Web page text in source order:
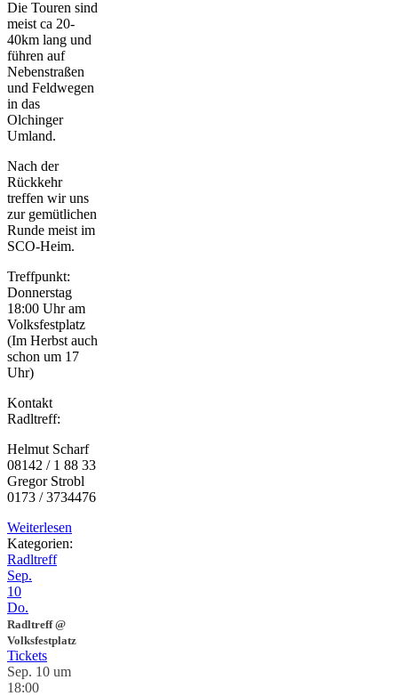
Die Touren sind
meist ca 20-
40km lang und
führen auf
Nebenstraßen
und Feldwegen
in das
Olchinger
Umland.
Nach der
Rückkehr
treffen wir uns
zur gemütlichen
Runde meist im
SCO-Heim.
Treffpunkt:
Donnerstag
18:00 Uhr am
Volksfestplatz
(Im Herbst auch
schon um 17
Uhr)
Kontakt
Radltreff:
Helmut Scharf
08142 / 1 88 33
Gregor Strobl
0173 / 3734476
Weiterlesen
Kategorien:
Radltreff
Sep.
10
Do.
Radltreff@
Volksfestplatz
Tickets
Sep. 10 um
18:00